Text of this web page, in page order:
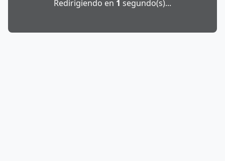
Redirigiendo en 1 segundo(s)...